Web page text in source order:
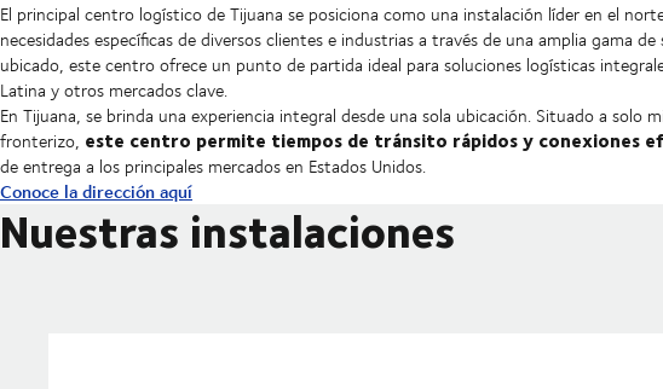
El principal centro logístico de Tijuana se posiciona como una instalación líder en el
necesidades específicas de diversos clientes e industrias a través de una amplia gama
ubicado, este centro ofrece un punto de partida ideal para soluciones logísticas
Latina y otros mercados clave.
En Tijuana, se brinda una experiencia integral desde una sola ubicación. Situado a solo
fronterizo, este centro permite tiempos de tránsito rápidos y conexiones
de entrega a los principales mercados en Estados Unidos.
Conoce la dirección aquí
Nuestras instalaciones